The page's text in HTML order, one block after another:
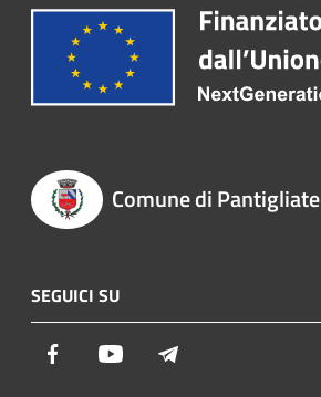
Comune di Pantigliate
SEGUICI SU
Facebook Youtube